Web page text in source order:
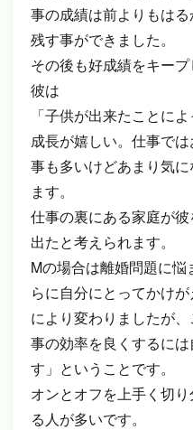
事の成績は前よりもは
残す事ができました。
その後も好成績をキープ
彼は
「子供が出来たことに
成長が嬉しい。仕事で
事も多いけどあまり気
ます。
仕事の裏にある家庭が
出たと考えられます。
Mの場合は離婚問題に
らに自分にとってかけ
により変わりましたが
事の効率を良くするに
す」ということです。
オンとオフを上手く切
る人が多いです。